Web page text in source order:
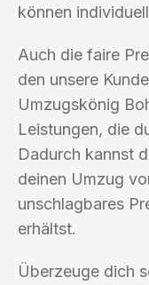
können
Auch die faire
den unsere
Umzugskönig
Leistungen, die
Dadurch kannst
deinen Umzug
unschlagbares
erhältst.
Überzeuge dich